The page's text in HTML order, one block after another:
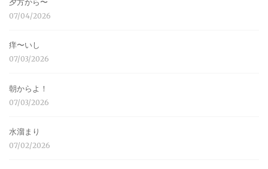
07/04/2026
痒〜いし
07/03/2026
朝からよ！
07/03/2026
水溜まり
07/02/2026